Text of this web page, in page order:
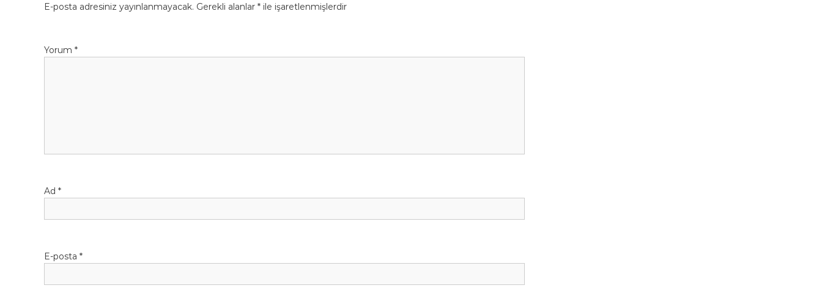
ı
n
e
i
E-posta adresiniz yayınlanmayacak. Gerekli alanlar * ile işaretlenmişlerdir
Yorum *
Ad *
E-posta *